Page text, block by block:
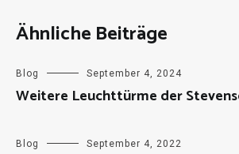
Ähnliche Beiträge
Blog September 4, 2024
Weitere Leuchttürme der
Blog September 4, 2022